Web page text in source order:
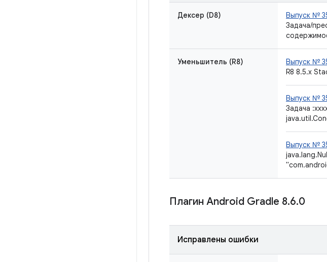
Дексер (D8)
Выпуск №
Задача/
Уменьшитель (R8)
Выпуск №
R8 8.5.x
Выпуск №
Задача
Выпуск №
Плагин Android Gradle 8.6.0
Исправлены ошибки